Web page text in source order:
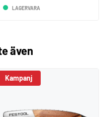
LAGERVARA
även
Kampanj